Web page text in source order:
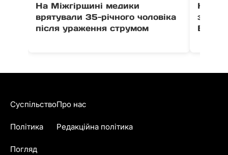
На Міжгірщині медики
врятували 35-річного чоловіка
після ураження струмом
На
Суспільство
Політика
Погляд
Про нас
Редакційна політика